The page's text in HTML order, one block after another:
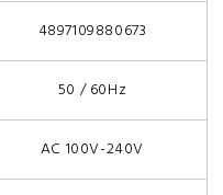
4897109880673
50 / 60Hz
AC 100V-240V